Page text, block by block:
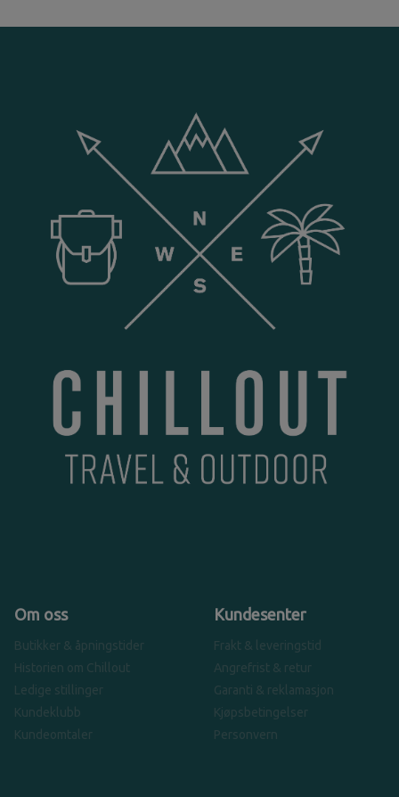
Om oss
Butikker & åpningstider
Historien om Chillout
Ledige stillinger
Kundeklubb
Kundeomtaler
Kundesenter
Frakt & leveringstid
Angrefrist & retur
Garanti & reklamasjon
Kjøpsbetingelser
Personvern